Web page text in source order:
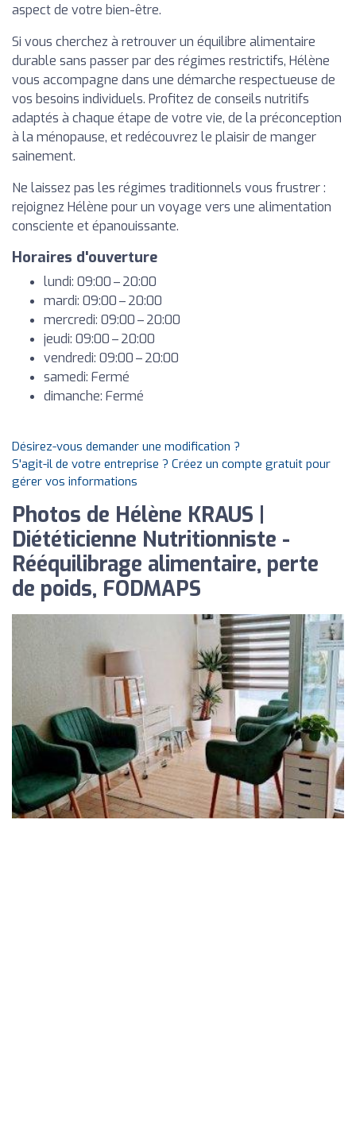
aspect de votre bien-être.
Si vous cherchez à retrouver un équilibre alimentaire
durable sans passer par des régimes restrictifs, Hélène
vous accompagne dans une démarche respectueuse de
vos besoins individuels. Profitez de conseils nutritifs
adaptés à chaque étape de votre vie, de la préconception
à la ménopause, et redécouvrez le plaisir de manger
sainement.
Ne laissez pas les régimes traditionnels vous frustrer :
rejoignez Hélène pour un voyage vers une alimentation
consciente et épanouissante.
Horaires d'ouverture
lundi: 09:00 – 20:00
mardi: 09:00 – 20:00
mercredi: 09:00 – 20:00
jeudi: 09:00 – 20:00
vendredi: 09:00 – 20:00
samedi: Fermé
dimanche: Fermé
Désirez-vous demander une modification ?
S'agit-il de votre entreprise ? Créez un compte gratuit pour
gérer vos informations
Photos de Hélène KRAUS |
Diététicienne Nutritionniste -
Rééquilibrage alimentaire, perte
de poids, FODMAPS